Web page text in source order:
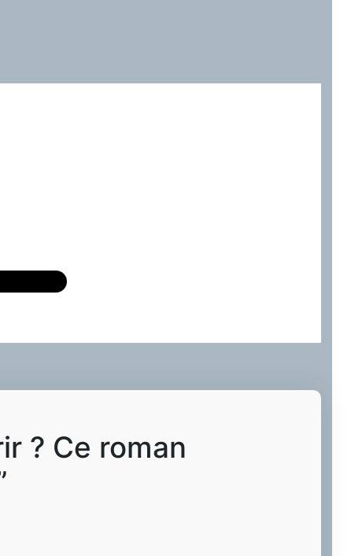
? Ce roman